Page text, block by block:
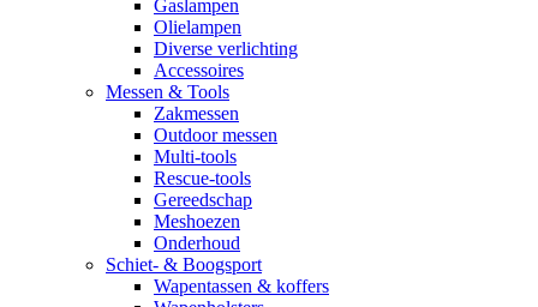
Gaslampen
Olielampen
Diverse verlichting
Accessoires
Messen & Tools
Zakmessen
Outdoor messen
Multi-tools
Rescue-tools
Gereedschap
Meshoezen
Onderhoud
Schiet- & Boogsport
Wapentassen & koffers